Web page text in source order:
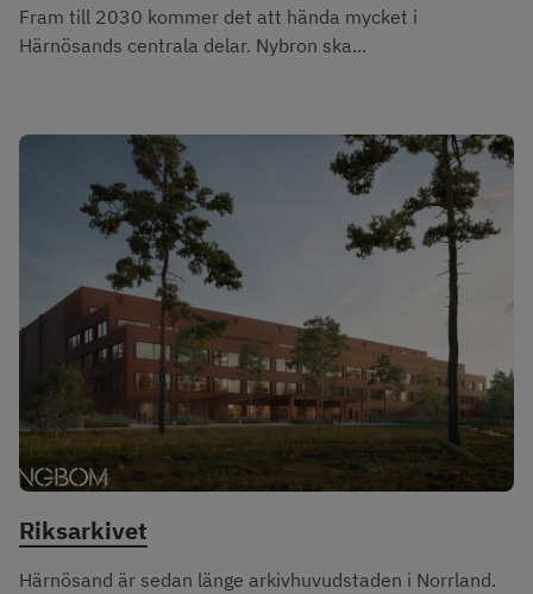
Fram till 2030 kommer det att hända mycket i
Härnösands centrala delar. Nybron ska...
Riksarkivet
Härnösand är sedan länge arkivhuvudstaden i Norrland.